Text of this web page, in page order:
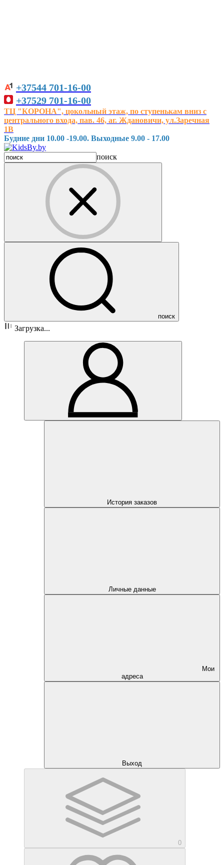
+37544 701-16-00
+37529 701-16-00
ТЦ "КОРОНА", цокольный этаж, по ступенькам вниз с
центрального входа, пав. 46, аг. Ждановичи, ул.Заречная
1В
Будние дни 10.00 -19.00. Выходные 9.00 - 17.00
поиск
поиск
Загрузка...
История заказов
Личные данные
Мои
адреса
Выход
0